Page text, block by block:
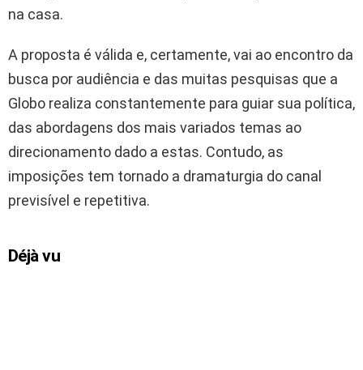
na casa.
A proposta é válida e, certamente, vai ao encontro da
busca por audiência e das muitas pesquisas que a
Globo realiza constantemente para guiar sua política,
das abordagens dos mais variados temas ao
direcionamento dado a estas. Contudo, as
imposições tem tornado a dramaturgia do canal
previsível e repetitiva.
Déjà vu